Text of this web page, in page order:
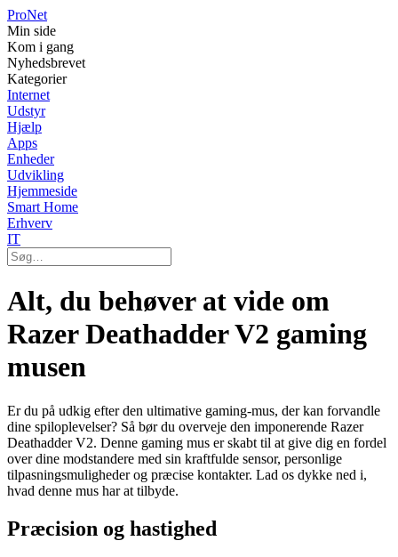
ProNet
Min side
Kom i gang
Nyhedsbrevet
Kategorier
Internet
Udstyr
Hjælp
Apps
Enheder
Udvikling
Hjemmeside
Smart Home
Erhverv
IT
Alt, du behøver at vide om
Razer Deathadder V2 gaming
musen
Er du på udkig efter den ultimative gaming-mus, der kan forvandle
dine spiloplevelser? Så bør du overveje den imponerende Razer
Deathadder V2. Denne gaming mus er skabt til at give dig en fordel
over dine modstandere med sin kraftfulde sensor, personlige
tilpasningsmuligheder og præcise kontakter. Lad os dykke ned i,
hvad denne mus har at tilbyde.
Præcision og hastighed